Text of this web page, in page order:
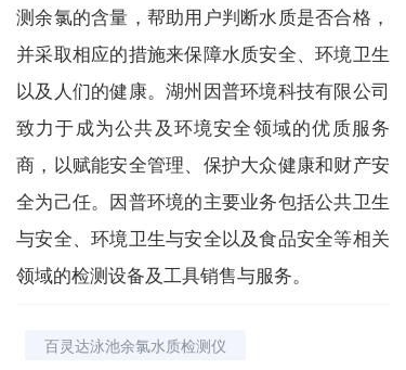
测余氯的含量，帮助用户判断水质是否合格，
并采取相应的措施来保障水质安全、环境卫生
以及人们的健康。湖州因普环境科技有限公司
致力于成为公共及环境安全领域的优质服务
商，以赋能安全管理、保护大众健康和财产安
全为己任。因普环境的主要业务包括公共卫生
与安全、环境卫生与安全以及食品安全等相关
领域的检测设备及工具销售与服务。
百灵达泳池余氯水质检测仪